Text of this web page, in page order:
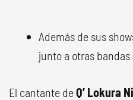
Además de sus
junto a otras
El cantante deQ’ Lokura